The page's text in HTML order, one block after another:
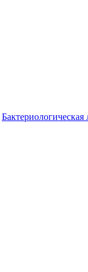
Бактериологическая